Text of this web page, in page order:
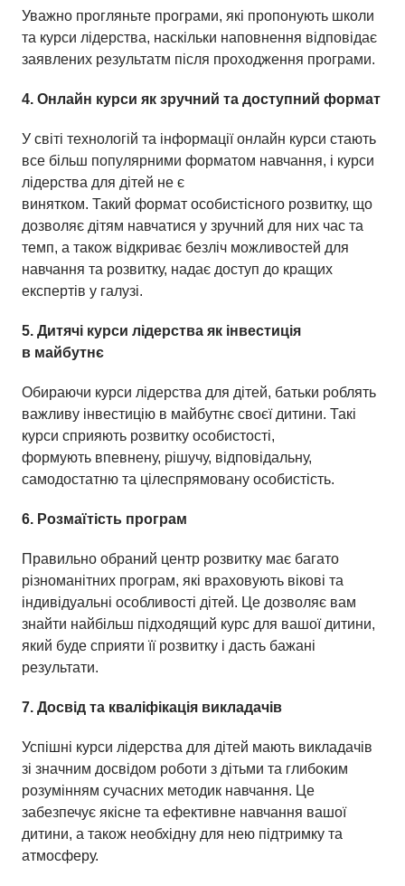
Уважно прогляньте програми, які пропонують школи
та курси лідерства, наскільки наповнення відповідає
заявлених результатм після проходження програми.
4. Онлайн курси як зручний та доступний формат
У світі технологій та інформації онлайн курси стають
все більш популярними форматом навчання, і курси
лідерства для дітей не є
винятком. Такий формат особистісного розвитку, що
дозволяє дітям навчатися у зручний для них час та
темп, а також відкриває безліч можливостей для
навчання та розвитку, надає доступ до кращих
експертів у галузі.
5. Дитячі курси лідерства як інвестиція
в майбутнє
Обираючи курси лідерства для дітей, батьки роблять
важливу інвестицію в майбутнє своєї дитини. Такі
курси сприяють розвитку особистості,
формують впевнену, рішучу, відповідальну,
самодостатню та цілеспрямовану особистість.
6. Розмаїтість програм
Правильно обраний центр розвитку має багато
різноманітних програм, які враховують вікові та
індивідуальні особливості дітей. Це дозволяє вам
знайти найбільш підходящий курс для вашої дитини,
який буде сприяти її розвитку і дасть бажані
результати.
7. Досвід та кваліфікація викладачів
Успішні курси лідерства для дітей мають викладачів
зі значним досвідом роботи з дітьми та глибоким
розумінням сучасних методик навчання. Це
забезпечує якісне та ефективне навчання вашої
дитини, а також необхідну для нею підтримку та
атмосферу.